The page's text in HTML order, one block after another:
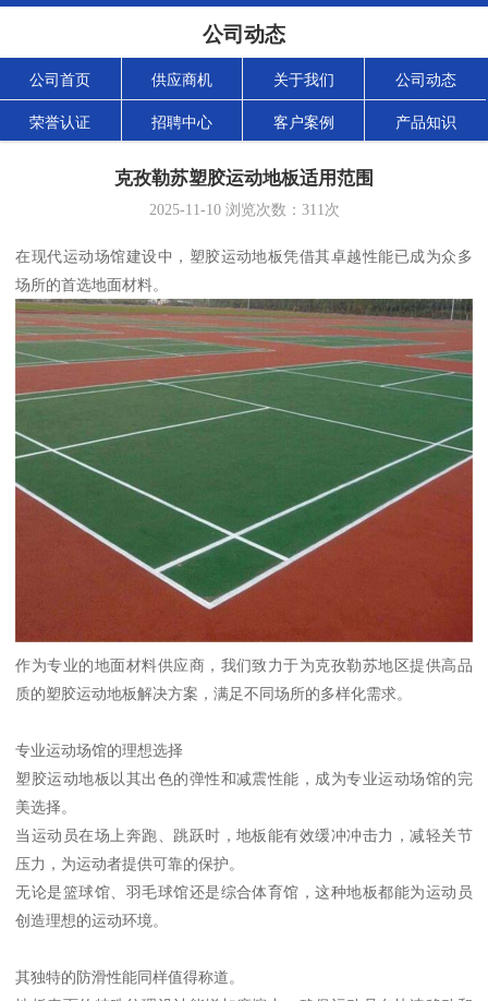
公司动态
公司首页 供应商机 关于我们 公司动态
荣誉认证 招聘中心 客户案例 产品知识
克孜勒苏塑胶运动地板适用范围
2025-11-10浏览次数： 311次
在现代运动场馆建设中，塑胶运动地板凭借其卓越性能已成为众多
场所的首选地面材料。
作为专业的地面材料供应商，我们致力于为克孜勒苏地区提供高品
质的塑胶运动地板解决方案，满足不同场所的多样化需求。
专业运动场馆的理想选择
塑胶运动地板以其出色的弹性和减震性能，成为专业运动场馆的完
美选择。
当运动员在场上奔跑、跳跃时，地板能有效缓冲冲击力，减轻关节
压力，为运动者提供可靠的保护。
无论是篮球馆、羽毛球馆还是综合体育馆，这种地板都能为运动员
创造理想的运动环境。
其独特的防滑性能同样值得称道。